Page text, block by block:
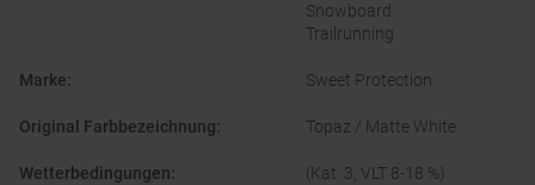
Snowboard
Trailrunning
Marke: Sweet Protection
Original Farbbezeichnung: Topaz / Matte White
Wetterbedingungen:
(Kat. 3, VLT 8-18 %)